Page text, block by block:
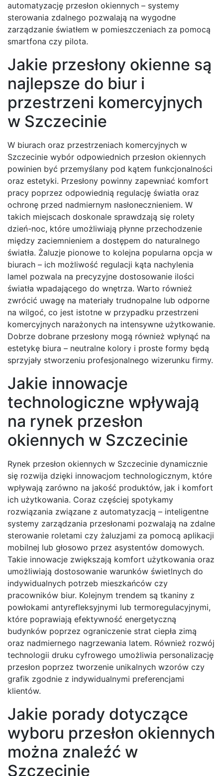
automatyzację przesłon okiennych – systemy
sterowania zdalnego pozwalają na wygodne
zarządzanie światłem w pomieszczeniach za pomocą
smartfona czy pilota.
Jakie przesłony okienne są
najlepsze do biur i
przestrzeni komercyjnych
w Szczecinie
W biurach oraz przestrzeniach komercyjnych w
Szczecinie wybór odpowiednich przesłon okiennych
powinien być przemyślany pod kątem funkcjonalności
oraz estetyki. Przesłony powinny zapewniać komfort
pracy poprzez odpowiednią regulację światła oraz
ochronę przed nadmiernym nasłonecznieniem. W
takich miejscach doskonale sprawdzają się rolety
dzień-noc, które umożliwiają płynne przechodzenie
między zaciemnieniem a dostępem do naturalnego
światła. Żaluzje pionowe to kolejna popularna opcja w
biurach – ich możliwość regulacji kąta nachylenia
lamel pozwala na precyzyjne dostosowanie ilości
światła wpadającego do wnętrza. Warto również
zwrócić uwagę na materiały trudnopalne lub odporne
na wilgoć, co jest istotne w przypadku przestrzeni
komercyjnych narażonych na intensywne użytkowanie.
Dobrze dobrane przesłony mogą również wpłynąć na
estetykę biura – neutralne kolory i proste formy będą
sprzyjały stworzeniu profesjonalnego wizerunku firmy.
Jakie innowacje
technologiczne wpływają
na rynek przesłon
okiennych w Szczecinie
Rynek przesłon okiennych w Szczecinie dynamicznie
się rozwija dzięki innowacjom technologicznym, które
wpływają zarówno na jakość produktów, jak i komfort
ich użytkowania. Coraz częściej spotykamy
rozwiązania związane z automatyzacją – inteligentne
systemy zarządzania przesłonami pozwalają na zdalne
sterowanie roletami czy żaluzjami za pomocą aplikacji
mobilnej lub głosowo przez asystentów domowych.
Takie innowacje zwiększają komfort użytkowania oraz
umożliwiają dostosowanie warunków świetlnych do
indywidualnych potrzeb mieszkańców czy
pracowników biur. Kolejnym trendem są tkaniny z
powłokami antyrefleksyjnymi lub termoregulacyjnymi,
które poprawiają efektywność energetyczną
budynków poprzez ograniczenie strat ciepła zimą
oraz nadmiernego nagrzewania latem. Również rozwój
technologii druku cyfrowego umożliwia personalizację
przesłon poprzez tworzenie unikalnych wzorów czy
grafik zgodnie z indywidualnymi preferencjami
klientów.
Jakie porady dotyczące
wyboru przesłon okiennych
można znaleźć w
Szczecinie